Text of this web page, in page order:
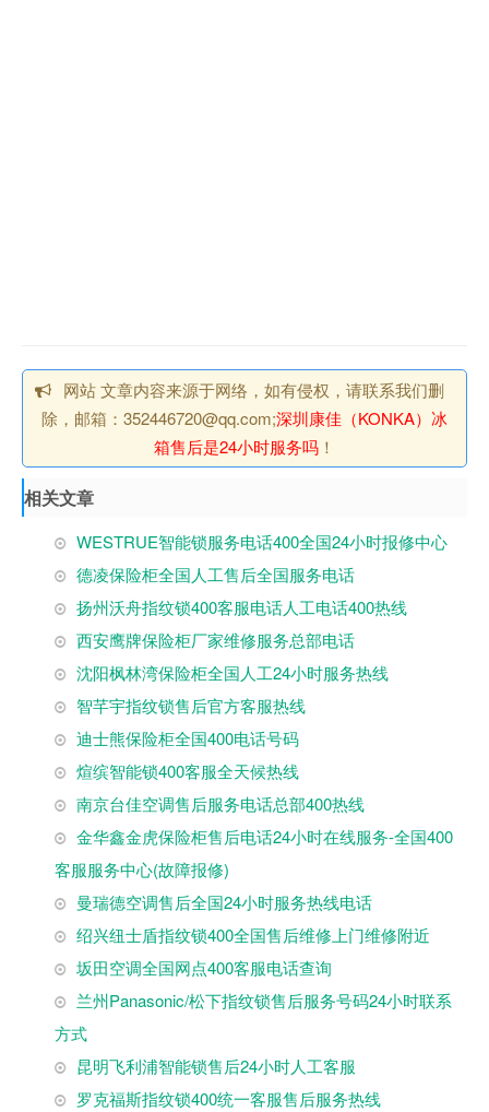
网站 文章内容来源于网络，如有侵权，请联系我们删
除，邮箱：352446720@qq.com;深圳康佳（KONKA）冰
箱售后是24小时服务吗 ！
相关文章
WESTRUE智能锁服务电话400全国24小时报修中心
德凌保险柜全国人工售后全国服务电话
扬州沃舟指纹锁400客服电话人工电话400热线
西安鹰牌保险柜厂家维修服务总部电话
沈阳枫林湾保险柜全国人工24小时服务热线
智芊宇指纹锁售后官方客服热线
迪士熊保险柜全国400电话号码
煊缤智能锁400客服全天候热线
南京台佳空调售后服务电话总部400热线
金华鑫金虎保险柜售后电话24小时在线服务-全国400
客服服务中心(故障报修)
曼瑞德空调售后全国24小时服务热线电话
绍兴纽士盾指纹锁400全国售后维修上门维修附近
坂田空调全国网点400客服电话查询
兰州Panasonic/松下指纹锁售后服务号码24小时联系
方式
昆明飞利浦智能锁售后24小时人工客服
罗克福斯指纹锁400统一客服售后服务热线